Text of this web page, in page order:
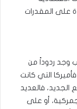
على المقدرات
وجد ردوداً من
التي كانت
فالعديد
أو على